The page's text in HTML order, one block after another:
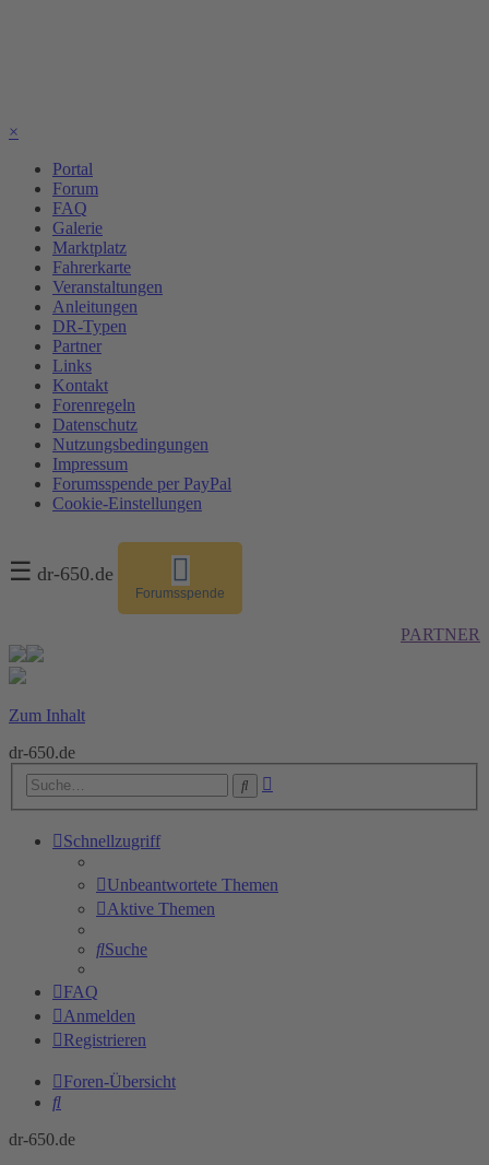
×
Portal
Forum
FAQ
Galerie
Marktplatz
Fahrerkarte
Veranstaltungen
Anleitungen
DR-Typen
Partner
Links
Kontakt
Forenregeln
Datenschutz
Nutzungsbedingungen
Impressum
Forumsspende per PayPal
Cookie-Einstellungen
☰ dr-650.de
Forumsspende
PARTNER
Zum Inhalt
dr-650.de
Suche
Schnellzugriff
Unbeantwortete Themen
Aktive Themen
Suche
FAQ
Anmelden
Registrieren
Foren-Übersicht
Suche
dr-650.de